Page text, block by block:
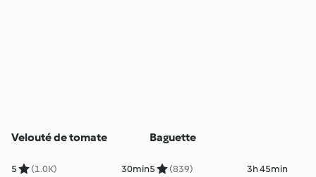
Velouté de tomate
5 (1.0K) 30min
Baguette
5 (839) 3h 45min